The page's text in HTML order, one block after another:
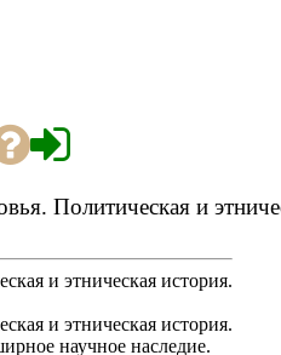
Политическая и
и этническая история.
и этническая история.
научное наследие.